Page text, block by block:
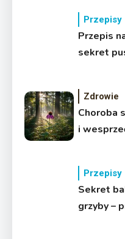
Przepisy
Przepis
sekret
Zdrowie
Choroba
i
Przepisy
Sekret
grzyby –